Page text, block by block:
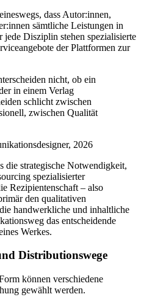
dass Autor:innen,
sämtliche Leistungen in
jede Disziplin stehen spezialisierte
der Plattformen zur
nicht, ob ein
in einem Verlag
schlicht zwischen
zwischen Qualität
2026
die strategische Notwendigkeit,
spezialisierter
Rezipientenschaft – also
den qualitativen
handwerkliche und inhaltliche
das entscheidende
Werkes.
Distributionswege
können verschiedene
gewählt werden.